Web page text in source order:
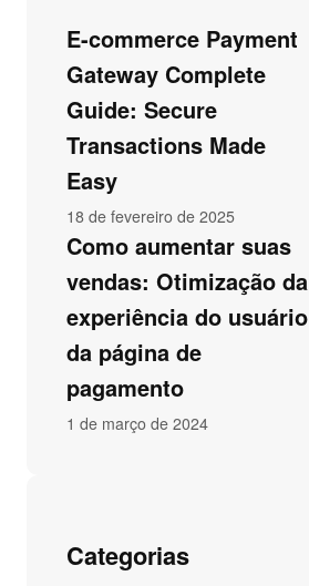
E-commerce Payment
Gateway Complete
Guide: Secure
Transactions Made
Easy
18 de fevereiro de 2025
Como aumentar suas
vendas: Otimização da
experiência do usuário
da página de
pagamento
1 de março de 2024
Categorias